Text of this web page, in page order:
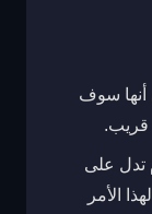
أنها سوف
قريب.
تدل على
الأمر